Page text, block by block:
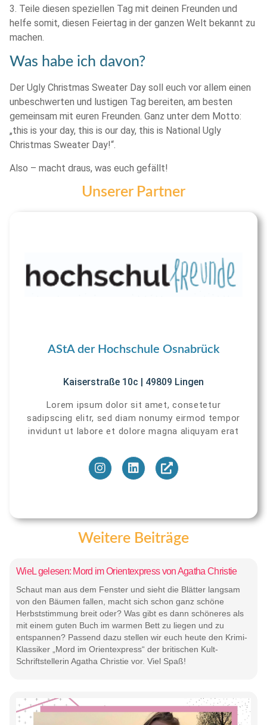
3. Teile diesen speziellen Tag mit deinen Freunden und
helfe somit, diesen Feiertag in der ganzen Welt bekannt zu
machen.
Was habe ich davon?
Der Ugly Christmas Sweater Day soll euch vor allem einen
unbeschwerten und lustigen Tag bereiten, am besten
gemeinsam mit euren Freunden. Ganz unter dem Motto:
„this is your day, this is our day, this is National Ugly
Christmas Sweater Day!“.
Also – macht draus, was euch gefällt!
Unserer Partner
AStA der Hochschule Osnabrück
Kaiserstraße 10c | 49809 Lingen
Lorem ipsum dolor sit amet, consetetur
sadipscing elitr, sed diam nonumy eirmod tempor
invidunt ut labore et dolore magna aliquyam erat
Weitere Beiträge
WieL gelesen: Mord im Orientexpress von Agatha Christie
Schaut man aus dem Fenster und sieht die Blätter langsam
von den Bäumen fallen, macht sich schon ganz schöne
Herbststimmung breit oder? Was gibt es dann schöneres als
mit einem guten Buch im warmen Bett zu liegen und zu
entspannen? Passend dazu stellen wir euch heute den Krimi-
Klassiker „Mord im Orientexpress“ der britischen Kult-
Schriftstellerin Agatha Christie vor. Viel Spaß!